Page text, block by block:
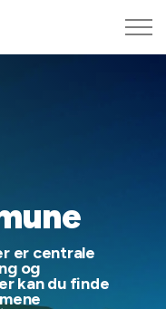
er centrale
og
kan du finde